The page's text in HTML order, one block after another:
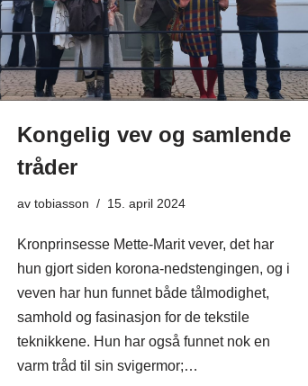
Kongelig vev og samlende
tråder
av tobiasson 15. april 2024
Kronprinsesse Mette-Marit vever, det har
hun gjort siden korona-nedstengingen, og i
veven har hun funnet både tålmodighet,
samhold og fasinasjon for de tekstile
teknikkene. Hun har også funnet nok en
varm tråd til sin svigermor;…